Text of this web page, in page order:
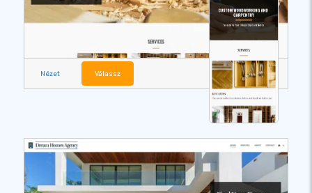
Nézet Válassz